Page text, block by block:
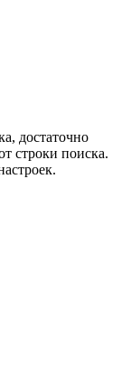
достаточно
строки поиска.